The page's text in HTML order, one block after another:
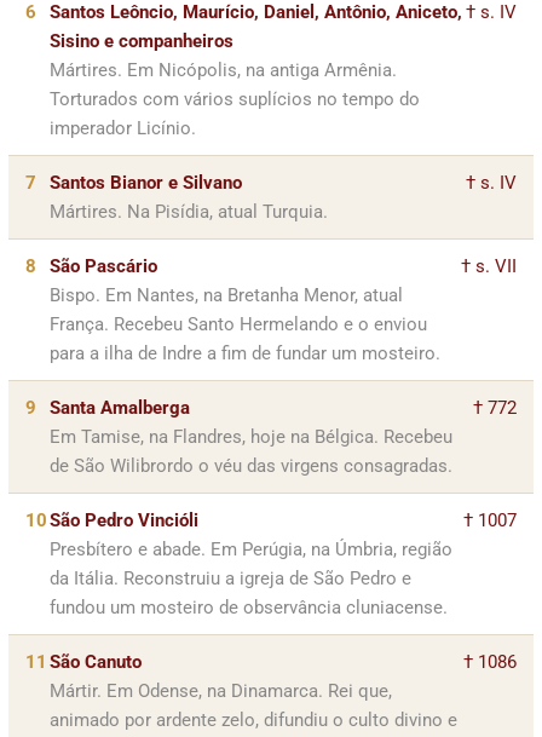
6
Santos Leôncio, Maurício, Daniel, Antônio, Aniceto,
Sisino e companheiros
Mártires. Em Nicópolis, na antiga Armênia.
Torturados com vários suplícios no tempo do
imperador Licínio.
† s. IV
7
Santos Bianor e Silvano
Mártires. Na Pisídia, atual Turquia.
† s. IV
8
São Pascário
Bispo. Em Nantes, na Bretanha Menor, atual
França. Recebeu Santo Hermelando e o enviou
para a ilha de Indre a fim de fundar um mosteiro.
† s. VII
9
Santa Amalberga
Em Tamise, na Flandres, hoje na Bélgica. Recebeu
de São Wilibrordo o véu das virgens consagradas.
† 772
10São Pedro Vincióli
Presbítero e abade. Em Perúgia, na Úmbria, região
da Itália. Reconstruiu a igreja de São Pedro e
fundou um mosteiro de observância cluniacense.
† 1007
11 São Canuto
Mártir. Em Odense, na Dinamarca. Rei que,
animado por ardente zelo, difundiu o culto divino e
† 1086